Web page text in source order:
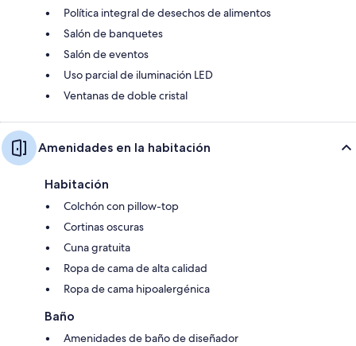
Política integral de desechos de alimentos
Salón de banquetes
Salón de eventos
Uso parcial de iluminación LED
Ventanas de doble cristal
Amenidades en la habitación
Habitación
Colchón con pillow-top
Cortinas oscuras
Cuna gratuita
Ropa de cama de alta calidad
Ropa de cama hipoalergénica
Baño
Amenidades de baño de diseñador